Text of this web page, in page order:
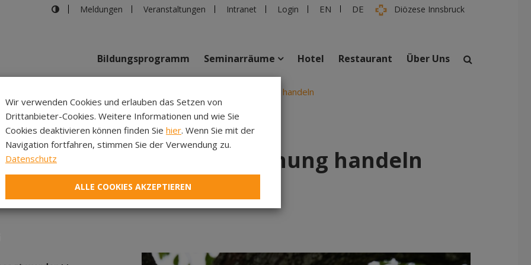
Meldungen Veranstaltungen Intranet Login EN DE Diözese Innsbruck
Bildungsprogramm Seminarräume Hotel Restaurant Über Uns
in Innsbruck ABGESAGT Mit Haltung hoffen – mit Hoffnung handeln
Haltung hoffen – mit Hoffnung handeln
Wir verwenden Cookies und erlauben das Setzen von
Drittanbieter-Cookies. Weitere Informationen und wie Sie
Cookies deaktivieren können finden Sie hier. Wenn Sie mit der
Navigation fortfahren, stimmen Sie der Verwendung zu.
Datenschutz
ALLE COOKIES AKZEPTIEREN